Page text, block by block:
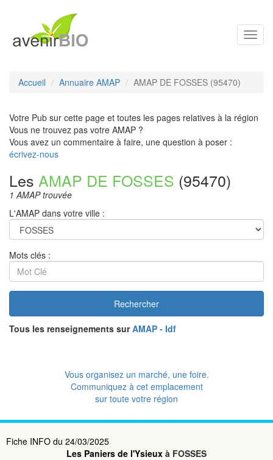
Accueil Annuaire AMAP AMAP DE FOSSES (95470)
Votre Pub sur cette page et toutes les pages relatives à la région
Vous ne trouvez pas votre AMAP ?
Vous avez un commentaire à faire, une question à poser :
écrivez-nous
Les AMAP DE FOSSES (95470)
1 AMAP trouvée
L'AMAP dans votre ville :
Mots clés :
Rechercher
Tous les renseignements surAMAP - Idf
Vous organisez un marché, une foire.
Communiquez à cet emplacement
sur toute votre région
Fiche INFO du 24/03/2025
Les Paniers de l'Ysieux à FOSSES